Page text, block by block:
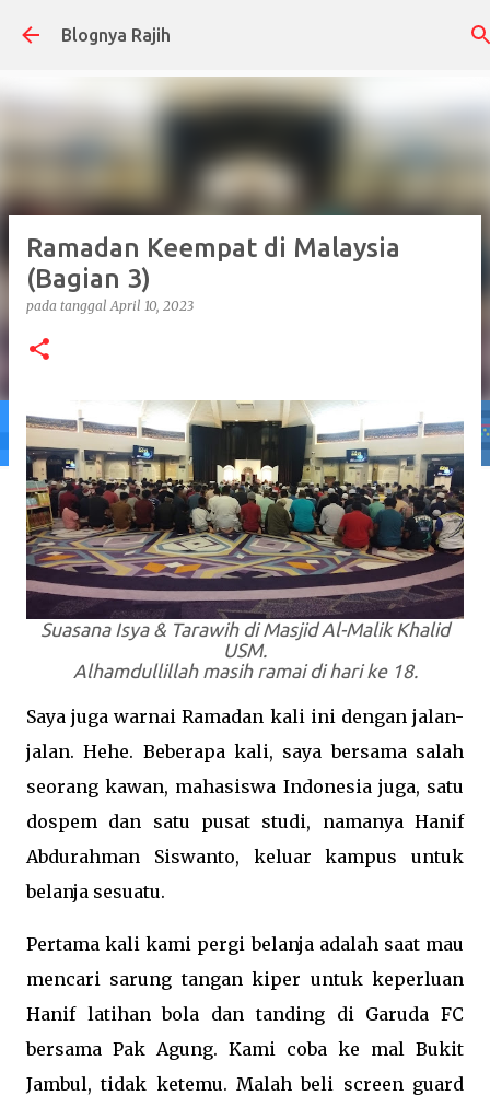
Langsung ke konten utama
Blognya Rajih
Ramadan Keempat di Malaysia
(Bagian 3)
pada tanggalApril 10, 2023
Suasana Isya & Tarawih di Masjid Al-Malik Khalid
USM.
Alhamdullillah masih ramai di hari ke 18.
Saya juga warnai Ramadan kali ini dengan jalan-
jalan. Hehe. Beberapa kali, saya bersama salah
seorang kawan, mahasiswa Indonesia juga, satu
dospem dan satu pusat studi, namanya Hanif
Abdurahman Siswanto, keluar kampus untuk
belanja sesuatu.
Pertama kali kami pergi belanja adalah saat mau
mencari sarung tangan kiper untuk keperluan
Hanif latihan bola dan tanding di Garuda FC
bersama Pak Agung. Kami coba ke mal Bukit
Jambul, tidak ketemu. Malah beli screen guard